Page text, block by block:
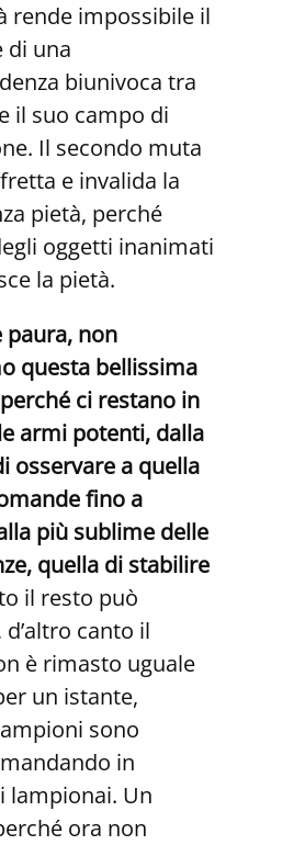
rende impossibile il
di una
biunivoca tra
il suo campo di
Il secondo muta
e invalida la
pietà, perché
oggetti inanimati
la pietà.
paura, non
questa bellissima
ci restano in
armi potenti, dalla
osservare a quella
fino a
più sublime delle
quella di stabilire
il resto può
canto il
è rimasto uguale
un istante,
sono
in
lampionai. Un
ora non